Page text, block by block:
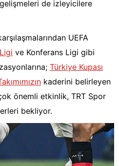
de izleyicilere
UEFA
ve Konferans Ligi gibi
Türkiye Kupası
kaderini belirleyen
önemli etkinlik, TRT Spor
bekliyor.